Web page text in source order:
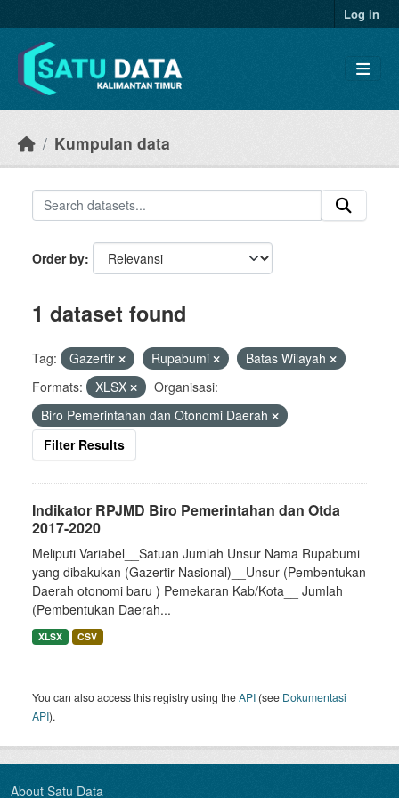
Log in
Kumpulan data
Order by
1 dataset found
Tag: Gazertir Rupabumi
Batas Wilayah
Formats:
XLSX
Organisasi:
Biro Pemerintahan dan Otonomi Daerah
Filter Results
Indikator RPJMD Biro Pemerintahan dan Otda
2017-2020
Meliputi Variabel__Satuan Jumlah Unsur Nama Rupabumi
yang dibakukan (Gazertir Nasional)__Unsur (Pembentukan
Daerah otonomi baru ) Pemekaran Kab/Kota__ Jumlah
(Pembentukan Daerah...
XLSX CSV
You can also access this registry using theAPI (see Dokumentasi
API).
About Satu Data